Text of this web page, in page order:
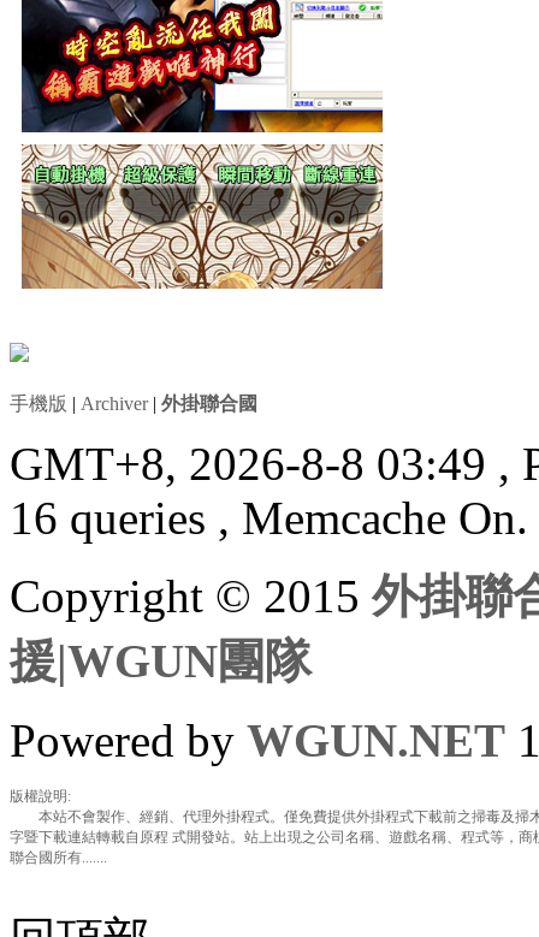
手機版 | Archiver| 外掛聯合國
GMT+8, 2026-8-8 03:49 ,
16 queries , Memcache On.
Copyright © 2015外掛聯
援|WGUN團隊
Powered by WGUN.NET
版權說明:
本站不會製作、經銷、代理外掛程式。僅免費提供外掛程式下載前之掃毒及掃
字暨下載連結轉載自原程 式開發站。站上出現之公司名稱、遊戲名稱、程式等，
聯合國所有.......